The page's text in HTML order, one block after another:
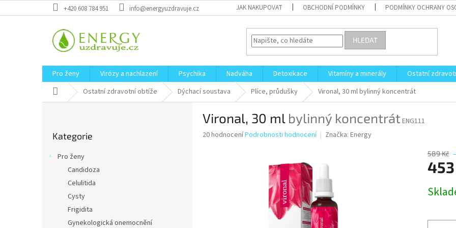
na
+420 608 784 951 info@energyuzdravuje.cz JAK NAKUPOVAT OBCHODNÍ PODMÍNKY PODMÍNKY OCHRANY
HLEDAT
Pro ženy Virózy a nachlazení Psychika Nadváha Detoxikace Vitamíny a minerály Ostatní
Domů Ostatní zdravotní obtíže Dýchací soustava Plíce, průdušky Vironal, 30 mlbylinný koncentrát
kategorie
Kategorie
Pro ženy
Candidoza
Celulitida
Cysty
Frigidita
Gynekologická onemocnění
Vironal, 30 ml bylinný koncentrátENG111
Průměrné
20 hodnoceníPodrobnosti hodnocení Značka: Energy
589 Kč
cena: